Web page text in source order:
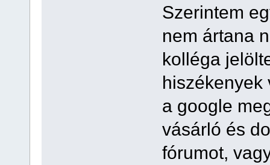
Szerintem
nem ártana
kolléga
hiszékenyek
a google
vásárló és
fórumot,